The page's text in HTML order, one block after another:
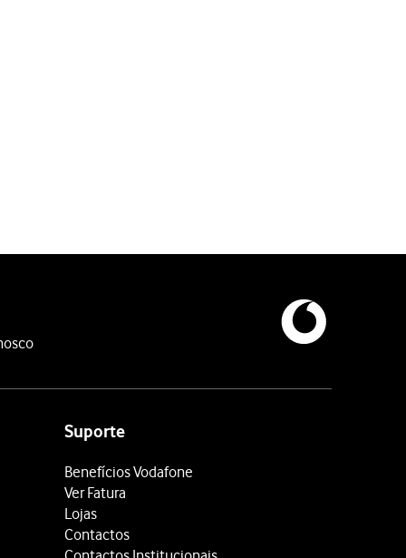
Suporte
Benefícios Vodafone
Ver Fatura
Lojas
Contactos